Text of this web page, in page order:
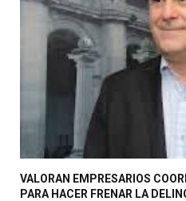
VALORAN EMPRESARIOS
PARA HACER FRENAR LA